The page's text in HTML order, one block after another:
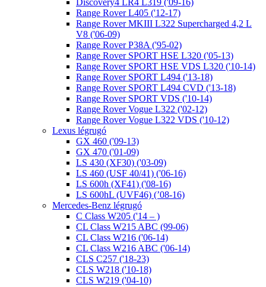
Discovery4 LR4 L319 ('09-16)
Range Rover L405 ('12-17)
Range Rover MKIII L322 Supercharged 4,2 L
V8 ('06-09)
Range Rover P38A ('95-02)
Range Rover SPORT HSE L320 ('05-13)
Range Rover SPORT HSE VDS L320 ('10-14)
Range Rover SPORT L494 ('13-18)
Range Rover SPORT L494 CVD ('13-18)
Range Rover SPORT VDS ('10-14)
Range Rover Vogue L322 ('02-12)
Range Rover Vogue L322 VDS ('10-12)
Lexus légrugó
GX 460 ('09-13)
GX 470 ('01-09)
LS 430 (XF30) ('03-09)
LS 460 (USF 40/41) ('06-16)
LS 600h (XF41) ('08-16)
LS 600hL (UVF46) (’08-16)
Mercedes-Benz légrugó
C Class W205 ('14 – )
CL Class W215 ABC (99-06)
CL Class W216 ('06-14)
CL Class W216 ABC ('06-14)
CLS C257 ('18-23)
CLS W218 ('10-18)
CLS W219 ('04-10)